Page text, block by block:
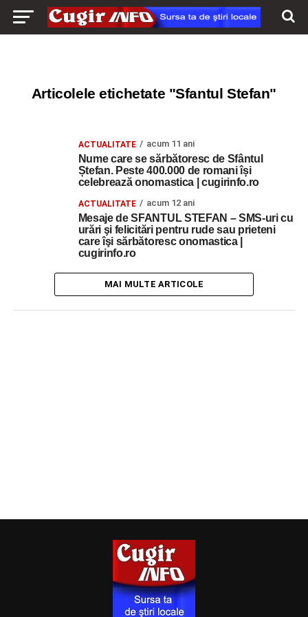
Articolele etichetate "Sfantul Stefan"
ACTUALITATE acum 11 ani
Nume care se sărbătoresc de Sfântul
Ștefan. Peste 400.000 de romani își
celebrează onomastica | cugirinfo.ro
ACTUALITATE acum 12 ani
Mesaje de SFANTUL STEFAN – SMS-uri cu
urări şi felicitări pentru rude sau prieteni
care îşi sărbătoresc onomastica |
cugirinfo.ro
MAI MULTE ARTICOLE